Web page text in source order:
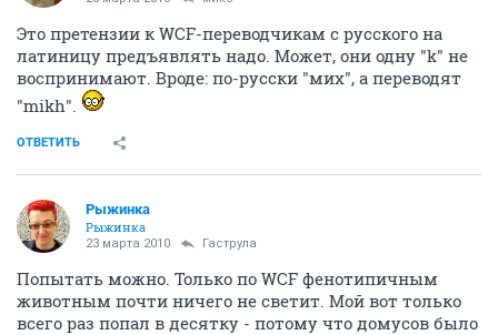
Это претензии к WCF-переводчикам с русского на
латиницу предъявлять надо. Может, они одну "k" не
воспринимают. Вроде: по-русски "мих", а переводят
"mikh".
ОТВЕТИТЬ
Рыжинка
Рыжинка
23 марта 2010 Гаструла
Попытать можно. Только по WCF фенотипичным
животным почти ничего не светит. Мой вот только
всего раз попал в десятку - потому что домусов было